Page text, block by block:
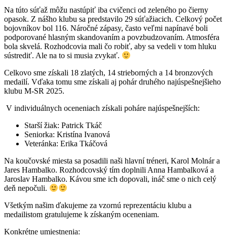
Na túto súťaž môžu nastúpiť iba cvičenci od zeleného po čierny
opasok. Z nášho klubu sa predstavilo 29 súťažiacich. Celkový počet
bojovníkov bol 116. Náročné zápasy, často veľmi napínavé boli
podporované hlasným skandovaním a povzbudzovaním. Atmosféra
bola skvelá. Rozhodcovia mali čo robiť, aby sa vedeli v tom hluku
sústrediť. Ale na to si musia zvykať.
Celkovo sme získali 18 zlatých, 14 strieborných a 14 bronzových
medailí. Vďaka tomu sme získali aj pohár druhého najúspešnejšieho
klubu M-SR 2025.
V individuálnych oceneniach získali poháre najúspešnejších:
Starší žiak: Patrick Tkáč
Seniorka: Kristína Ivanová
Veteránka: Erika Tkáčová
Na koučovské miesta sa posadili naši hlavní tréneri, Karol Molnár a
Jares Hambalko. Rozhodcovský tím doplnili Anna Hambalková a
Jaroslav Hambalko. Kávou sme ich dopovali, ináč sme o nich celý
deň nepočuli.
Všetkým našim ďakujeme za vzornú reprezentáciu klubu a
medailistom gratulujeme k získaným oceneniam.
Konkrétne umiestnenia: